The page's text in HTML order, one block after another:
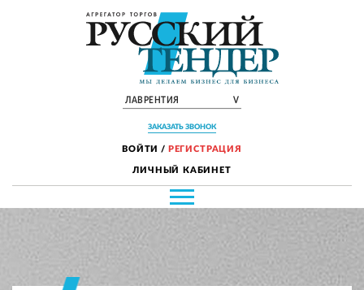
ЛАВРЕНТИЯ V
ЗАКАЗАТЬ ЗВОНОК
ВОЙТИ / РЕГИСТРАЦИЯ
ЛИЧНЫЙ КАБИНЕТ